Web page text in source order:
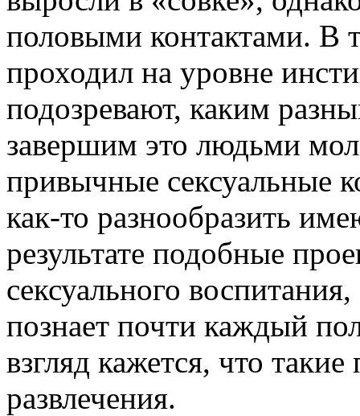
половыми контактами. В
проходил на уровне
подозревают, каким
завершим это людьми
привычные сексуальные
как-то разнообразить
результате подобные
сексуального
познает почти каждый
взгляд кажется, что
развлечения.